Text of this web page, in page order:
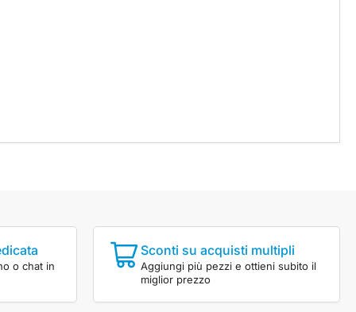
o chat in
Sconti su acquisti multipli
Aggiungi più pezzi e ottieni subito il
miglior prezzo